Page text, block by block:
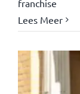
franchise
Lees Meer